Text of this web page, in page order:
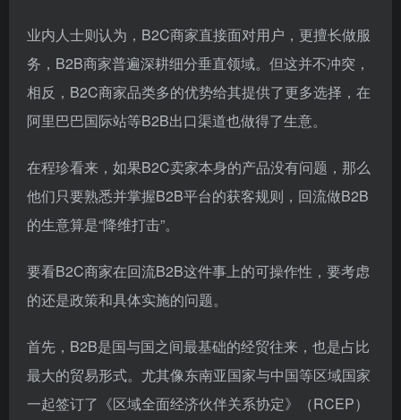
业内人士则认为，B2C商家直接面对用户，更擅长做服
务，B2B商家普遍深耕细分垂直领域。但这并不冲突，
相反，B2C商家品类多的优势给其提供了更多选择，在
阿里巴巴国际站等B2B出口渠道也做得了生意。
在程珍看来，如果B2C卖家本身的产品没有问题，那么
他们只要熟悉并掌握B2B平台的获客规则，回流做B2B
的生意算是“降维打击”。
要看B2C商家在回流B2B这件事上的可操作性，要考虑
的还是政策和具体实施的问题。
首先，B2B是国与国之间最基础的经贸往来，也是占比
最大的贸易形式。尤其像东南亚国家与中国等区域国家
一起签订了《区域全面经济伙伴关系协定》（RCEP）